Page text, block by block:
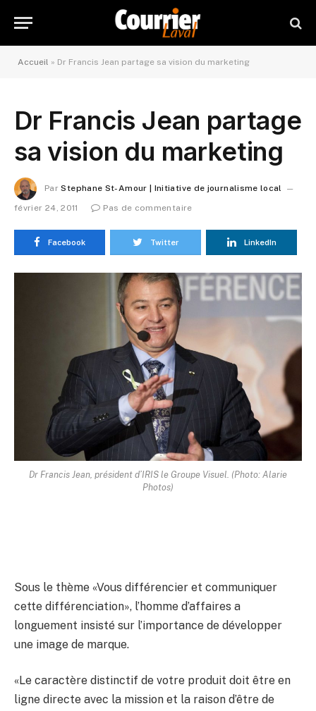
Accueil » Dr Francis Jean partage sa vision du marketing
Dr Francis Jean partage
sa vision du marketing
Par Stephane St-Amour | Initiative de journalisme local
février 24, 2011
Pas de commentaire
Facebook Twitter LinkedIn
Dr Francis Jean, président d’IRIS le Groupe Visuel. (Photo: Alarie
Photos)
Sous le thème «Vous différencier et communiquer
cette différenciation», l’homme d’affaires a
longuement insisté sur l’importance de développer
une image de marque.
«Le caractère distinctif de votre produit doit être en
ligne directe avec la mission et la raison d’être de